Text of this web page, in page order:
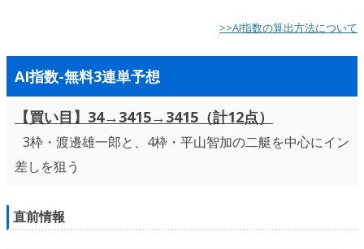
>>AI指数の算出方法について
AI指数-無料3連単予想
【買い目】34→3415→3415（計12点）
3枠・渡邊雄一郎と、4枠・平山智加の二艇を中心にイン
差しを狙う
直前情報